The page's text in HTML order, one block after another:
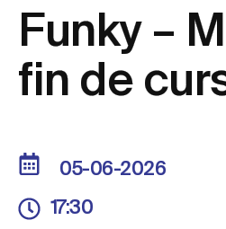
Funky –
fin de
05-06-2026
17:30